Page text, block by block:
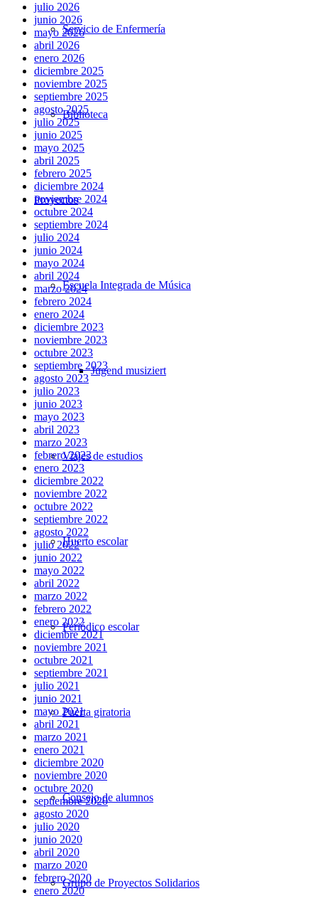
Servicio de Enfermería
Biblioteca
Proyectos
Escuela Integrada de Música
Jugend musiziert
Viajes de estudios
Huerto escolar
Periódico escolar
Puerta giratoria
Consejo de alumnos
Grupo de Proyectos Solidarios
julio 2026
junio 2026
mayo 2026
abril 2026
enero 2026
diciembre 2025
noviembre 2025
septiembre 2025
agosto 2025
julio 2025
junio 2025
mayo 2025
abril 2025
febrero 2025
diciembre 2024
noviembre 2024
octubre 2024
septiembre 2024
julio 2024
junio 2024
mayo 2024
abril 2024
marzo 2024
febrero 2024
enero 2024
diciembre 2023
noviembre 2023
octubre 2023
septiembre 2023
agosto 2023
julio 2023
junio 2023
mayo 2023
abril 2023
marzo 2023
febrero 2023
enero 2023
diciembre 2022
noviembre 2022
octubre 2022
septiembre 2022
agosto 2022
julio 2022
junio 2022
mayo 2022
abril 2022
marzo 2022
febrero 2022
enero 2022
diciembre 2021
noviembre 2021
octubre 2021
septiembre 2021
julio 2021
junio 2021
mayo 2021
abril 2021
marzo 2021
enero 2021
diciembre 2020
noviembre 2020
octubre 2020
septiembre 2020
agosto 2020
julio 2020
junio 2020
abril 2020
marzo 2020
febrero 2020
enero 2020